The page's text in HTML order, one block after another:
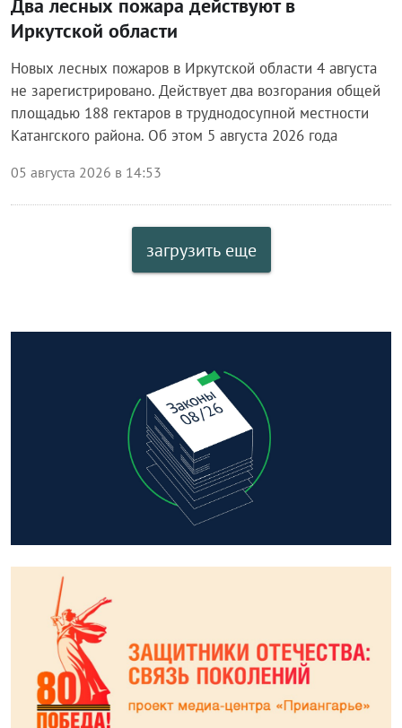
Два лесных пожара действуют в
Иркутской области
Новых лесных пожаров в Иркутской области 4 августа
не зарегистрировано. Действует два возгорания общей
площадью 188 гектаров в труднодосупной местности
Катангского района. Об этом 5 августа 2026 года
05 августа 2026 в 14:53
загрузить еще